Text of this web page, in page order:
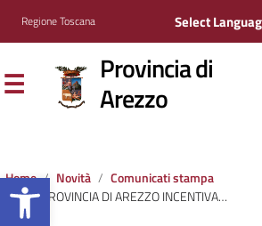
Apri la barra degli
Regione Toscana
Provincia di
Arezzo
Home Novità
Comunicati stampa
LA PROVINCIA DI AREZZO INCENTIVA LA PRATICA DEL RUGBY ALL’ISIS A.VEGNI DI CORTONA